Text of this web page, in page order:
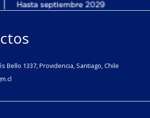
Bello 1337, Providencia, Santiago, Chile